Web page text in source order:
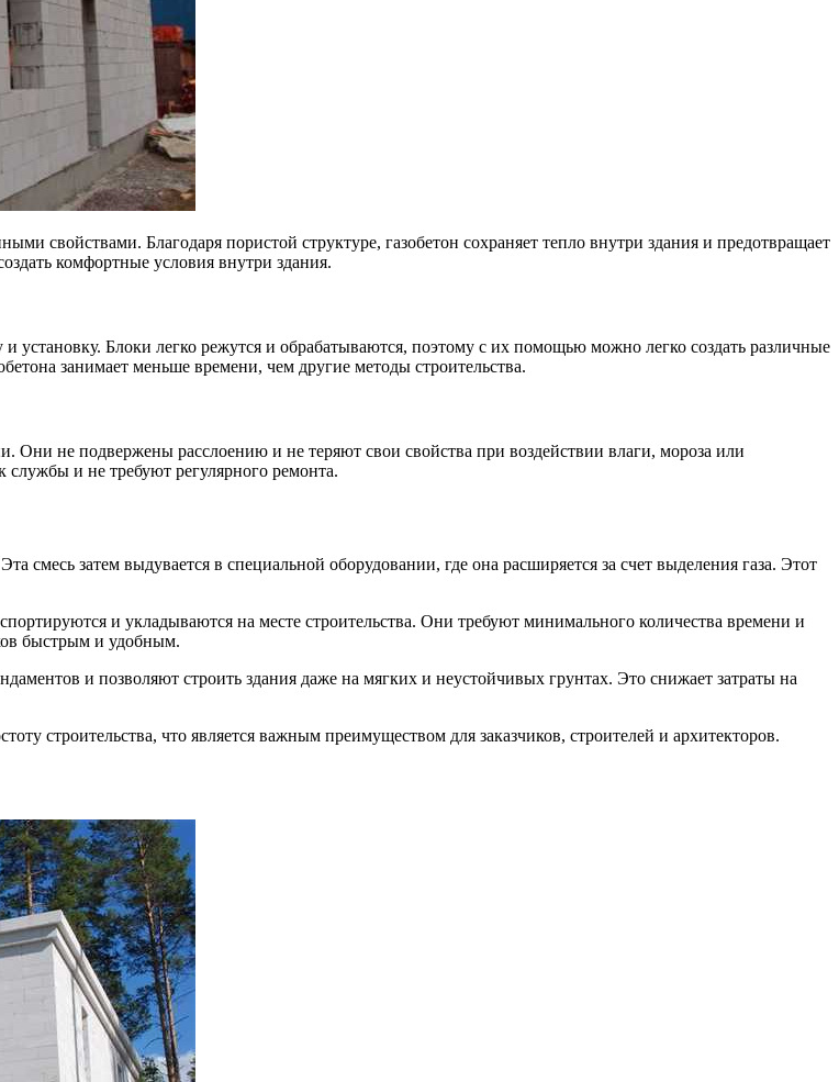
свойствами. Благодаря пористой структуре, газобетон сохраняет тепло внутри здания и предотвращает
комфортные условия внутри здания.
установку. Блоки легко режутся и обрабатываются, поэтому с их помощью можно легко создать различные
занимает меньше времени, чем другие методы строительства.
не подвержены расслоению и не теряют свои свойства при воздействии влаги, мороза или
службы и не требуют регулярного ремонта.
смесь затем выдувается в специальной оборудовании, где она расширяется за счет выделения газа. Этот
и укладываются на месте строительства. Они требуют минимального количества времени и
быстрым и удобным.
и позволяют строить здания даже на мягких и неустойчивых грунтах. Это снижает затраты на
строительства, что является важным преимуществом для заказчиков, строителей и архитекторов.